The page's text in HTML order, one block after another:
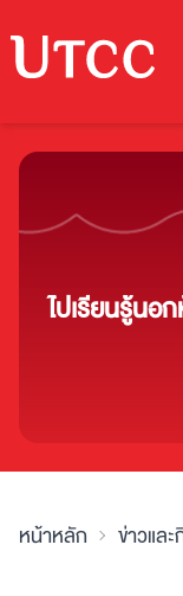
ไปเรียนรู้นอ
หน้าหลัก ข่าวแล